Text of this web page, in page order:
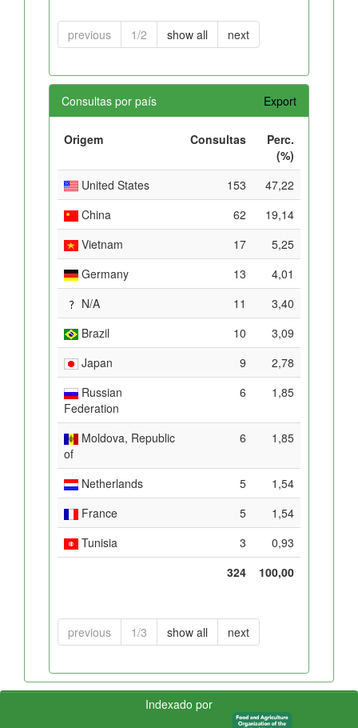
previous 1/2 show all next
Consultas por país Export
Origem Consultas
Perc.
(%)
United States
153
47,22
China
62
19,14
Vietnam
17
5,25
Germany
13
4,01
N/A
11
3,40
Brazil
10
3,09
Japan
9
2,78
Russian
Federation
6 1,85
Moldova, Republic
of
6 1,85
Netherlands 5
1,54
France
5
1,54
Tunisia
3
0,93
324
100,00
previous 1/3 show all next
Indexado por